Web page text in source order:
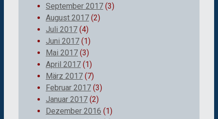
September 2017 (3)
August 2017 (2)
Juli 2017 (4)
Juni 2017 (1)
Mai 2017 (3)
April 2017 (1)
März 2017 (7)
Februar 2017 (3)
Januar 2017 (2)
Dezember 2016 (1)